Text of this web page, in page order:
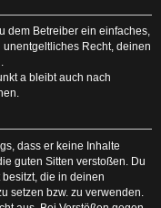
dem Betreiber ein einfaches,
Recht, deinen
a bleibt auch nach
dass er keine Inhalte
guten Sitten verstoßen. Du
die in deinen
setzen bzw. zu verwenden.